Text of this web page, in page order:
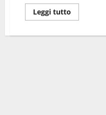
Leggi tutto
di